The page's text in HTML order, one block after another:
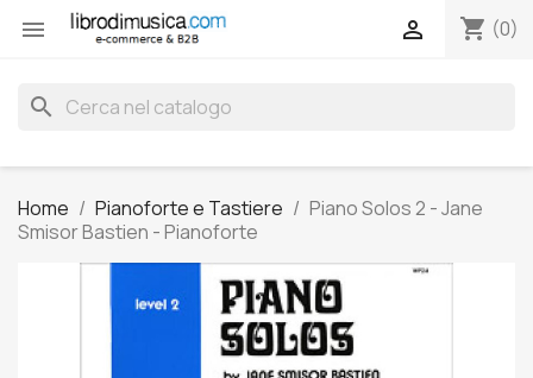
 shopping_cart (0)

search
Home Pianoforte e Tastiere
Piano Solos 2 - Jane
Smisor Bastien - Pianoforte